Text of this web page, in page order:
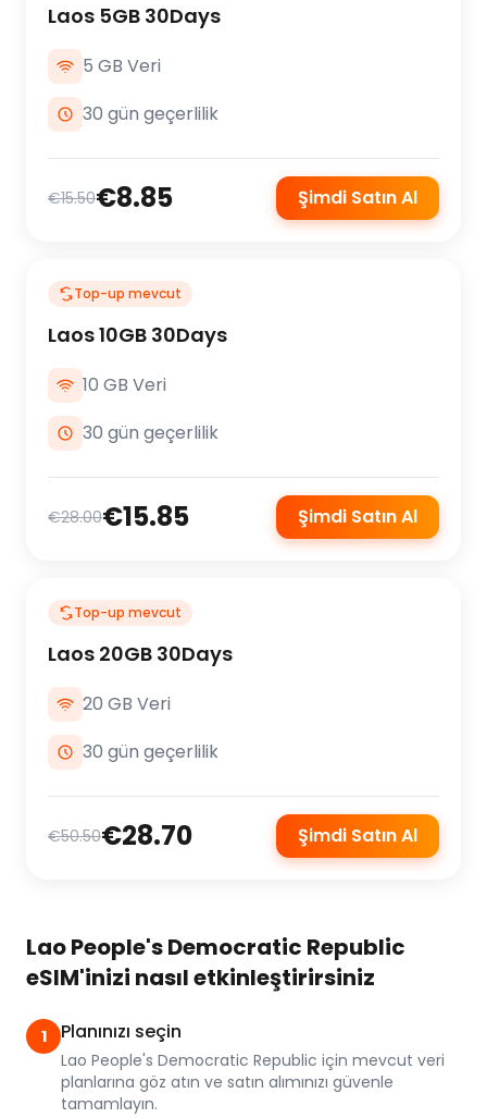
Laos 5GB 30Days
5 GB Veri
30 gün geçerlilik
€15.50€8.85 Şimdi Satın Al
Top-up mevcut
Laos 10GB 30Days
10 GB Veri
30 gün geçerlilik
€28.00€15.85 Şimdi Satın Al
Top-up mevcut
Laos 20GB 30Days
20 GB Veri
30 gün geçerlilik
€50.50€28.70 Şimdi Satın Al
Lao People's Democratic Republic
eSIM'inizi nasıl etkinleştirirsiniz
1 Planınızı seçin
Lao People's Democratic Republic için mevcut veri
planlarına göz atın ve satın alımınızı güvenle
tamamlayın.